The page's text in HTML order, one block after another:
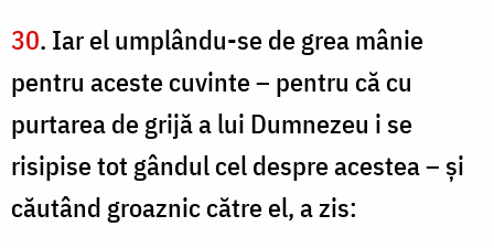
30. Iar el umplându-se de grea mânie
pentru aceste cuvinte – pentru că cu
purtarea de grijă a lui Dumnezeu i se
risipise tot gândul cel despre acestea – şi
căutând groaznic către el, a zis: